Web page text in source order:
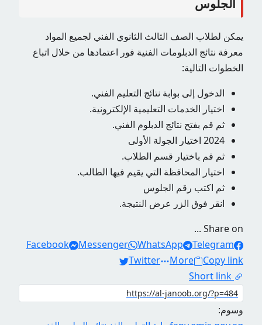
يمكن لطلاب الصف الثالث الثانوي الفني لجميع المواد
معرفة نتائج الدبلومات الفنية فور اعتمادها من خلال اتباع
الخطوات التالية:
الدخول إلى بوابة نتائج التعليم الفني.
اختيار الخدمات التعليمية الإلكترونية.
ثم قم بفتح نتائج الدبلوم الفني.
2024 اختيار الجولة الأولى
ثم قم باختيار قسم الطلاب.
اختيار المحافظة التي يقيم فيها الطالب.
ثم اكتب رقم الجلوس
انقر فوق الزر عرض النتيجة.
Share on ...
Facebook
Messenger WhatsApp
Telegram
Twitter
More
Copy link
Short link
وسوم: